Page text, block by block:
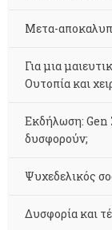
Μετα-
Για μια
Ουτοπία και
Εκδήλωση: Gen
δυσφορούν;
Ψυχεδελικός
Δυσφορία και